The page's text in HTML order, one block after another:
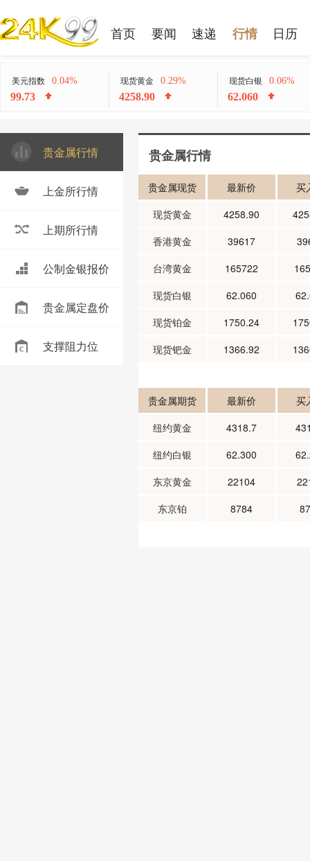
首页 要闻 速递 行情 日历
美元指数 0.04%
99.73
现货黄金 0.29%
4258.90
现货白银 0.06%
62.060
贵金属行情
上金所行情
上期所行情
公制金银报价
贵金属定盘价
支撑阻力位
贵金属行情
贵金属现货 最新价
买
现货黄金
4258.90
香港黄金
39617
台湾黄金
165722
现货白银
62.060
现货铂金
1750.24
现货钯金
1366.92
贵金属期货 最新价
买
纽约黄金
4318.7
纽约白银
62.300
东京黄金
22104
东京铂
8784